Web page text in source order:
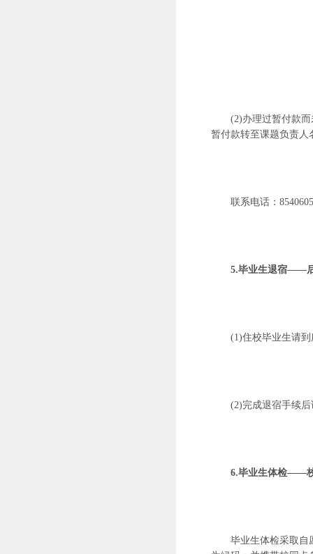
(2)办理过暂付款
暂付款转至课题负责人
联系电话：
5.毕业生退宿——
(1)住校毕业生请
(2)完成退宿手续
6.毕业生体检——
毕业生体检采取自